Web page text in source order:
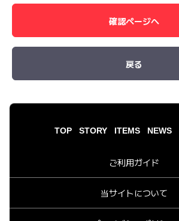
確認ページへ
戻る
TOP STORY ITEMS NEWS
ご利用ガイド
当サイトについて